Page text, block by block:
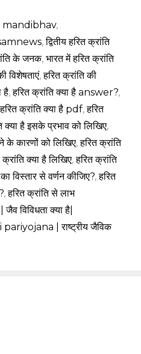
mandibhav,
,द्वितीय हरित क्रांति
के जनक, भारत में हरित क्रांति
विशेषताएं,हरित क्रांति की
है,हरित क्रांति क्या है answer?,
हरित क्रांति क्या है pdf,हरित
क्या है इसके प्रभाव को लिखिए,
के कारणों को लिखिए,हरित क्रांति
क्रांति क्या है लिखिए,हरित क्रांति
विस्तार से वर्णन कीजिए?,हरित
,हरित क्रांति से लाभ
विविधता क्या है|
| राष्ट्रीय जैविक